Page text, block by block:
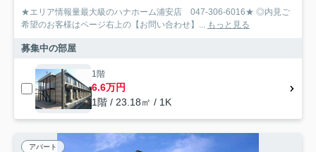
★エリア情報量最大級のハナホーム浦安店 047-306-6016★ ◎内見ご
希望のお客様はページ右上の【お問い合わせ】... もっと見る
募集中の部屋
1階
6.6万円
1階 / 23.18㎡ / 1K
アパート